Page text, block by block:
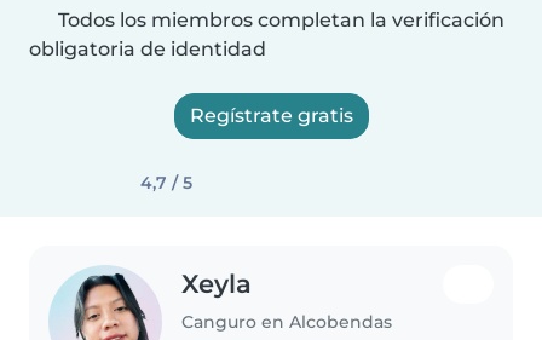
Todos los miembros completan la verificación
obligatoria de identidad
Regístrate gratis
4,7 / 5
Xeyla
Canguro en Alcobendas